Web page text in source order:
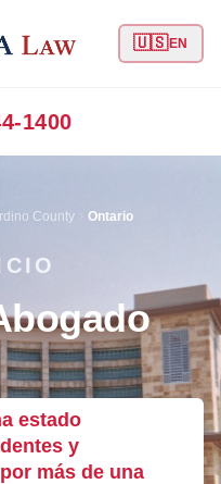
🇺🇸EN
1400
County Ontario
estado
y
más de una